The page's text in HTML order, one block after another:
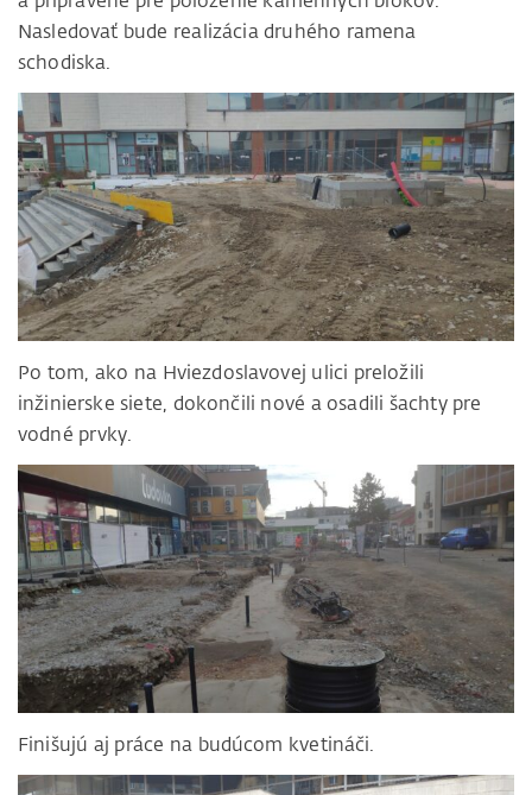
Nasledovať bude realizácia druhého ramena
schodiska.
Po tom, ako na Hviezdoslavovej ulici preložili
inžinierske siete, dokončili nové a osadili šachty pre
vodné prvky.
Finišujú aj práce na budúcom kvetináči.